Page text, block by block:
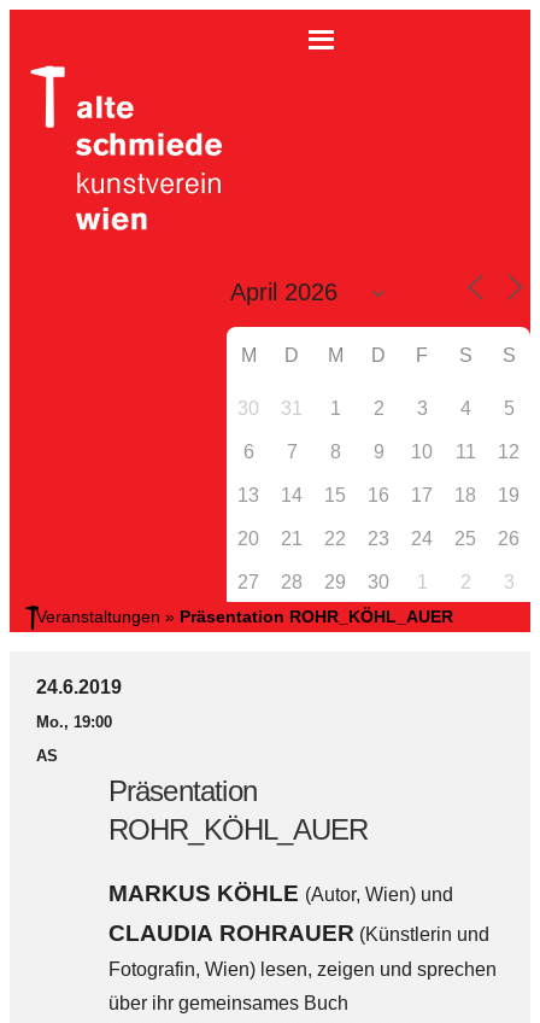
M D M D F S S
30 31 1 2 3 4 5
6 7 8 9 10 11 12
13 14 15 16 17 18 19
20 21 22 23 24 25 26
27 28 29 30 1 2 3
Veranstaltungen » Präsentation ROHR_KÖHL_AUER
24.6.2019
Mo., 19:00
AS
Präsentation
ROHR_KÖHL_AUER
MARKUS KÖHLE (Autor, Wien) und
CLAUDIA ROHRAUER (Künstlerin und
Fotografin, Wien) lesen, zeigen und sprechen
über ihr gemeinsames Buch